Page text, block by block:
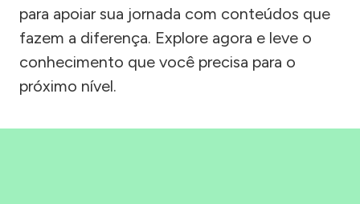
para apoiar sua jornada com conteúdos que
fazem a diferença. Explore agora e leve o
conhecimento que você precisa para o
próximo nível.